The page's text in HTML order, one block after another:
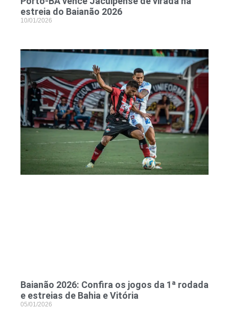
estreia do Baianão 2026
10/01/2026
Baianão 2026: Confira os jogos da 1ª rodada
e estreias de Bahia e Vitória
05/01/2026